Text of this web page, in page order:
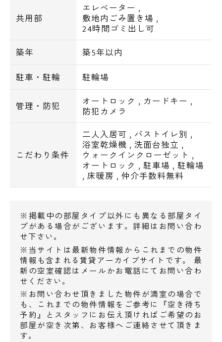
Point==============================
==================================
=============
■人気のIHクッキングヒーター、対面式キッ
■1号室タイプは収納力たっぷりのウォークイ
ンクローゼット付。
■5F以上はワンフロア1住戸なのでプライベー
トが保てます。
Equipment=========================
==================================
==============
共用部
エレベーター ,
敷地内ごみ置き場 ,
24時間ゴミ出し可
築年 築5年以内
駐車・駐輪 駐輪場
管理・防犯 オートロック , カードキー ,
防犯カメラ
こだわり条件
二人入居可 , バストイレ別 ,
浴室乾燥機 ,洗面台独立 ,
ウォークインクローゼット ,
オートロック , 駐車場 , 駐輪場
,床暖房 ,仲介手数料無料
※掲載中の部屋タイプ以外にも異なる部屋タイ
プがある場合がございます。詳細はお問い合わ
せ下さい。
※当サイトは最新物件情報からこれまでの物件
情報も含まれる賃貸アーカイブサイトです。 最
新の空室確認はメールかお電話にてお問い合わ
せください。
※お問い合わせ頂きました物件が満室の場合で
も、これまでの物件情報をご参考に『空き待ち
予約』とスタッフにお伝え頂ければご希望のお
部屋が空き次第、お客様へご連絡させて頂きま
す。
電話でお問い合わせ
0120-500-529
営業時間 10：00～18：00
メールでお問い合わせ
お問い合わせ